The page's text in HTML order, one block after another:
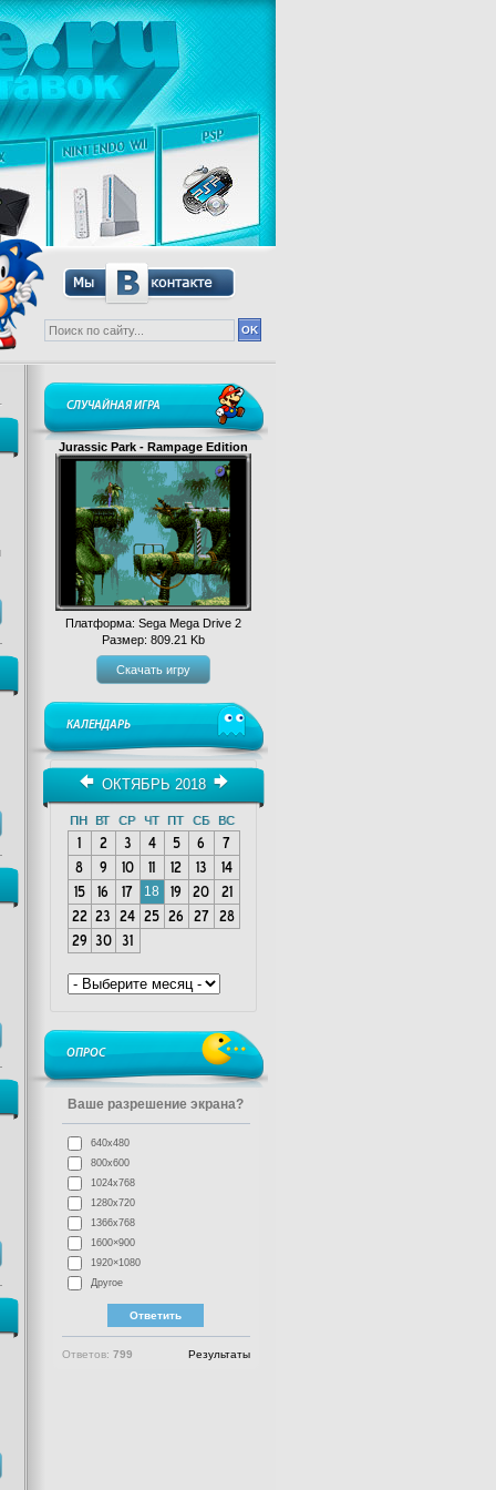
СЛУЧАЙНАЯ ИГРА
Jurassic Park - Rampage Edition
Платформа: Sega Mega Drive 2
Размер: 809.21 Kb
Скачать игру
КАЛЕНДАРЬ
ОКТЯБРЬ 2018
ПН ВТ СР ЧТ ПТ СБ ВС
1 2 3 4 5 6
7
8
9 10 11 12 13
14
15
16 17 18 19 20
21
22 23 24 25 26 27
28
29 30 31
ОПРОС
Ваше разрешение экрана?
640x480
800x600
1024x768
1280x720
1366x768
1600×900
1920×1080
Другое
Ответов: 799 Результаты